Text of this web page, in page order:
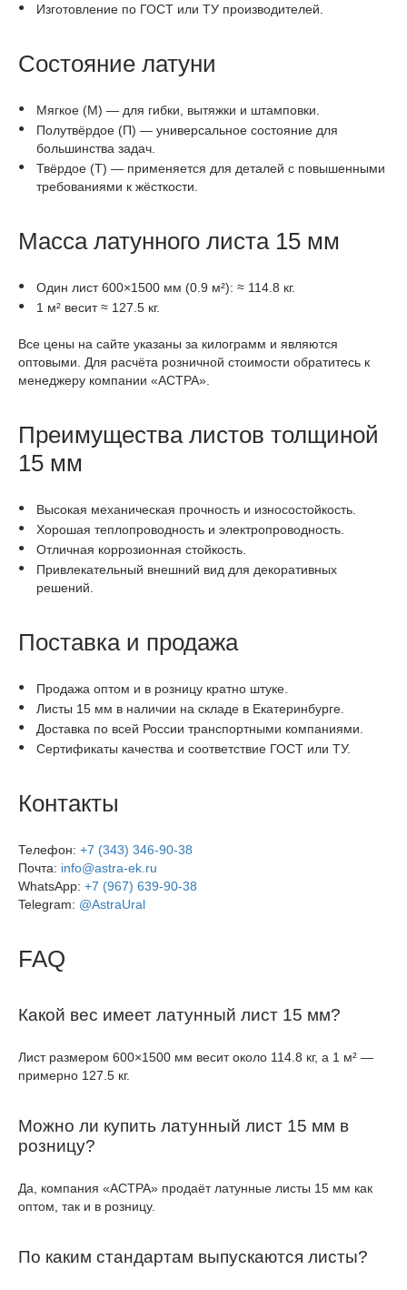
Изготовление по ГОСТ или ТУ производителей.
Состояние латуни
Мягкое (М) — для гибки, вытяжки и штамповки.
Полутвёрдое (П) — универсальное состояние для
большинства задач.
Твёрдое (Т) — применяется для деталей с повышенными
требованиями к жёсткости.
Масса латунного листа 15 мм
Один лист 600×1500 мм (0.9 м²): ≈ 114.8 кг.
1 м² весит ≈ 127.5 кг.
Все цены на сайте указаны за килограмм и являются
оптовыми. Для расчёта розничной стоимости обратитесь к
менеджеру компании «АСТРА».
Преимущества листов толщиной
15 мм
Высокая механическая прочность и износостойкость.
Хорошая теплопроводность и электропроводность.
Отличная коррозионная стойкость.
Привлекательный внешний вид для декоративных
решений.
Поставка и продажа
Продажа оптом и в розницу кратно штуке.
Листы 15 мм в наличии на складе в Екатеринбурге.
Доставка по всей России транспортными компаниями.
Сертификаты качества и соответствие ГОСТ или ТУ.
Контакты
Телефон: +7 (343) 346-90-38
Почта: info@astra-ek.ru
WhatsApp: +7 (967) 639-90-38
Telegram: @AstraUral
FAQ
Какой вес имеет латунный лист 15 мм?
Лист размером 600×1500 мм весит около 114.8 кг, а 1 м² —
примерно 127.5 кг.
Можно ли купить латунный лист 15 мм в
розницу?
Да, компания «АСТРА» продаёт латунные листы 15 мм как
оптом, так и в розницу.
По каким стандартам выпускаются листы?